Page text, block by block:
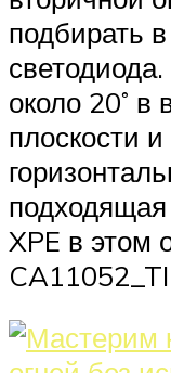
подбирать
около 20˚ в
плоскости и
XPE в этом